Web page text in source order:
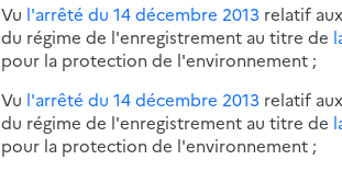
Vu l'arrêté du 14 décembre 2013 relatif
du régime de l'enregistrement au titre de
pour la protection de l'environnement ;
Vu l'arrêté du 14 décembre 2013 relatif
du régime de l'enregistrement au titre de
pour la protection de l'environnement ;